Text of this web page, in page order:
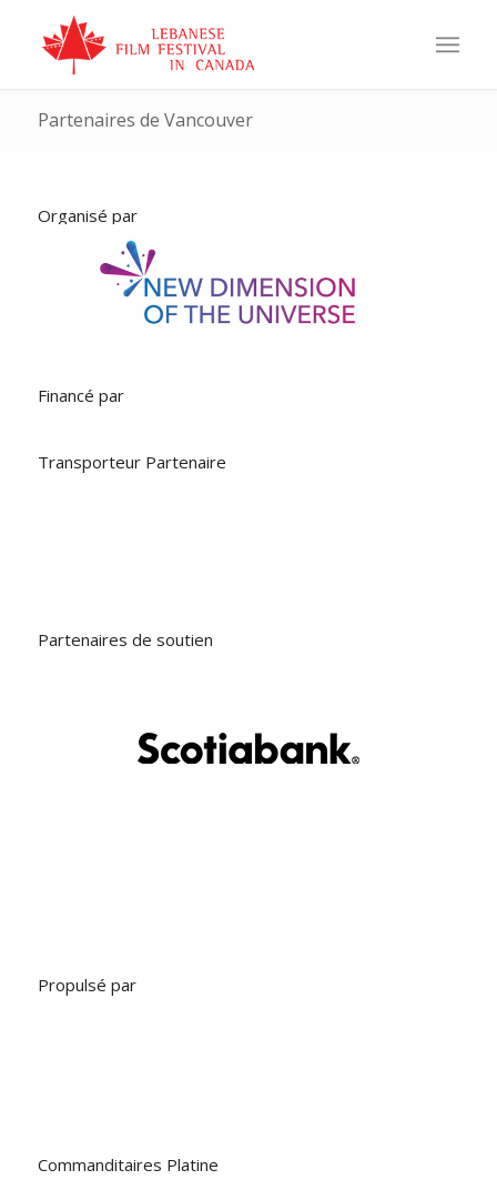
Partenaires de Vancouver
Organisé par
Financé par
Transporteur Partenaire
Partenaires de soutien
Propulsé par
Commanditaires Platine